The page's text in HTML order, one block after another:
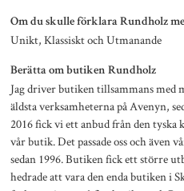
Om du skulle förklara Rundholz
Unikt, Klassiskt och Utmanande
Berätta om butiken Rundholz
Jag driver butiken tillsammans med
äldsta verksamheterna på Avenyn,
2016 fick vi ett anbud från den
vår butik. Det passade oss och även
sedan 1996. Butiken fick ett större
hedrade att vara den enda butiken i